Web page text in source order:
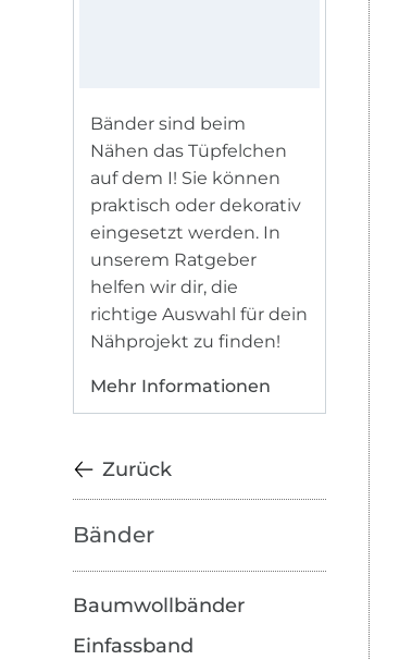
Bänder sind beim
Nähen das Tüpfelchen
auf dem I! Sie können
praktisch oder dekorativ
eingesetzt werden. In
unserem Ratgeber
helfen wir dir, die
richtige Auswahl für dein
Nähprojekt zu finden!
Mehr Informationen
Zu den Produkten springen
Zurück
Bänder
Baumwollbänder
Einfassband